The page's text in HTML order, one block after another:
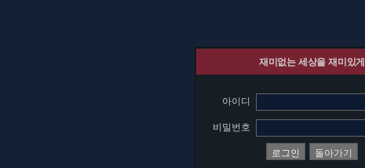
재미없는 세상을 재미있게
아이디
비밀번호